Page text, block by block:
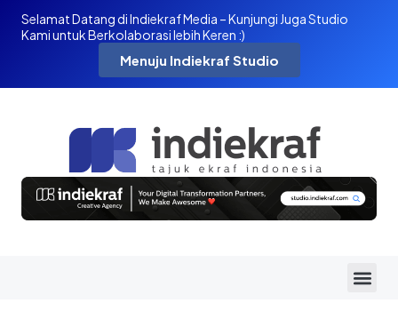
Selamat Datang di Indiekraf Media – Kunjungi Juga Studio
Kami untuk Berkolaborasi lebih Keren :)
Menuju Indiekraf Studio